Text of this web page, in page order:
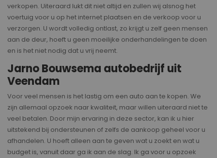
verkopen. Uiteraard lukt dit niet altijd en zullen wij alsnog het
voertuig voor u op het internet plaatsen en de verkoop voor u
verzorgen. U wordt volledig ontlast, zo krijgt u zelf geen mensen
aan de deur, hoeft u geen moeilijke onderhandelingen te doen
en is het niet nodig dat u vrij neemt.
Jarno Bouwsema autobedrijf uit
Veendam
Voor veel mensen is het lastig om een auto aan te kopen. We
zijn allemaal opzoek naar kwaliteit, maar willen uiteraard niet te
veel betalen. Door mijn ervaring in deze sector, kan ik u hier
uitstekend bij ondersteunen of zelfs de aankoop geheel voor u
afhandelen. U hoeft alleen aan te geven wat u zoekt en wat u
budget is, vanuit daar ga ik aan de slag. Ik ga voor u opzoek